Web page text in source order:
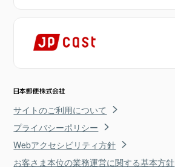
サイトのご利用について
プライバシーポリシー
Webアクセシビリティ方針
お客さま本位の業務運営に関する基本方針